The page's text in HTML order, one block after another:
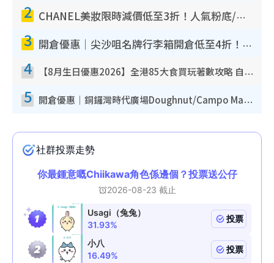
2 CHANEL美妝限時減價低至3折！人氣粉底/唇膏/精華液低至$275！COCO香水都有平
3 開倉優惠｜尖沙咀名牌行李箱開倉低至4折！一連5日 American Tourister/ace./Hallmark $200起！
4 【8月生日優惠2026】全港85大食買玩著數攻略 自助餐/火鍋放題同行免費＋誠品/DONKI送現金券
5 開倉優惠｜銅鑼灣時代廣場Doughnut/Campo Marzio開倉低至1折！背囊、書包、手袋劈價$200起